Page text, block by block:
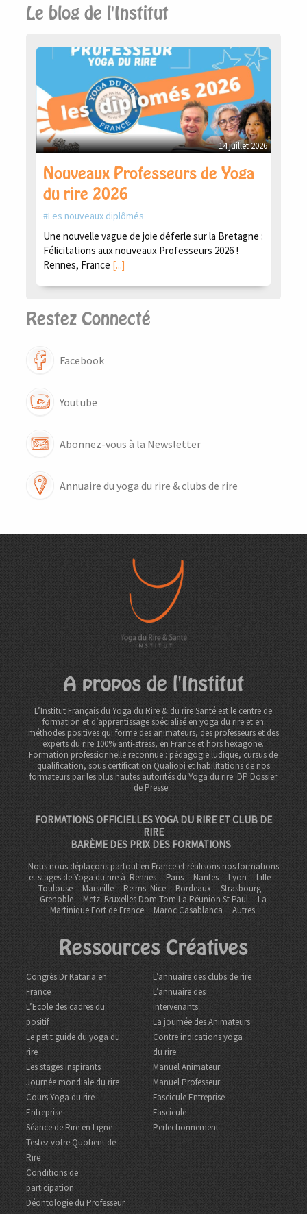
Le blog de l'Institut
14 juillet 2026
Nouveaux Professeurs de Yoga
du rire 2026
Les nouveaux diplômés
Une nouvelle vague de joie déferle sur la Bretagne :
Félicitations aux nouveaux Professeurs 2026 !
Rennes, France [...]
Restez Connecté
Facebook
Youtube
Abonnez-vous à la Newsletter
Annuaire du yoga du rire & clubs de rire
A propos de l'Institut
L’Institut Français du Yoga du Rire & du rire Santé est le centre de
formation et d’apprentissage spécialisé en yoga du rire et en
méthodes positives qui forme des animateurs, des professeurs et des
experts du rire 100% anti-stress, en France et hors hexagone.
Formation professionnelle reconnue : pédagogie ludique, cursus de
qualification, sous certification Qualiopi et habilitations de nos
formateurs par les plus hautes autorités du Yoga du rire. DPDossier
de Presse
FORMATIONS OFFICIELLES YOGA DU RIRE ET CLUB DE
RIRE
BARÈME DES PRIX DES FORMATIONS
Nous nous déplaçons partout en France et réalisons nos formations
et stages de Yoga du rire à Rennes Paris Nantes Lyon
Lille
Toulouse
Marseille Reims Nice Bordeaux
Strasbourg
Grenoble
Metz Bruxelles Dom TomLa Réunion St Paul
La
Martinique Fort de France
Maroc Casablanca Autres.
Ressources Créatives
Congrès Dr Kataria en
France
L’Ecole des cadres du
positif
Le petit guide du yoga du
rire
Les stages inspirants
Journée mondiale du rire
Cours Yoga du rire
Entreprise
Séance de Rire en Ligne
Testez votre Quotient de
Rire
Conditions de
participation
Déontologie du Professeur
L’annuaire des clubs de rire
L’annuaire des
intervenants
La journée des Animateurs
Contre indications yoga
du rire
Manuel Animateur
Manuel Professeur
Fascicule Entreprise
Fascicule
Perfectionnement